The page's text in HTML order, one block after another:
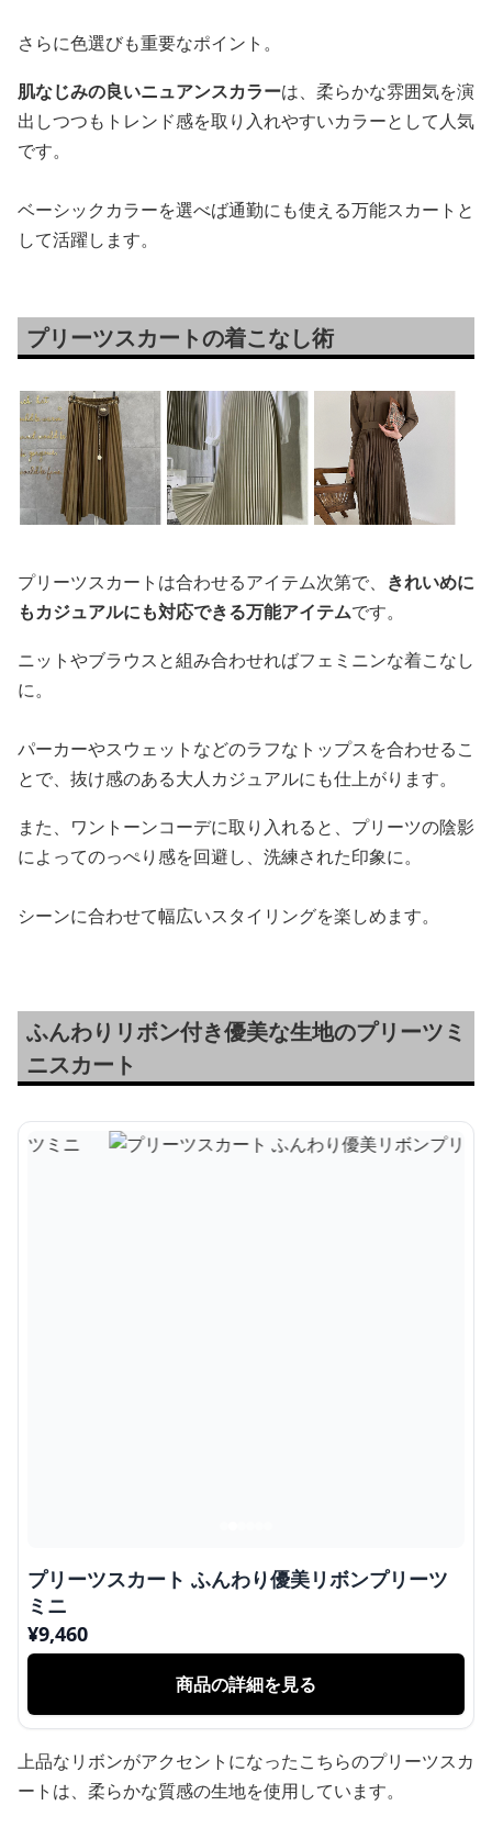
さらに色選びも重要なポイント。
肌なじみの良いニュアンスカラーは、柔らかな雰囲気を演
出しつつもトレンド感を取り入れやすいカラーとして人気
です。
ベーシックカラーを選べば通勤にも使える万能スカートと
して活躍します。
プリーツスカートの着こなし術
プリーツスカートは合わせるアイテム次第で、 きれいめに
もカジュアルにも対応できる万能アイテムです。
ニットやブラウスと組み合わせればフェミニンな着こなし
に。
パーカーやスウェットなどのラフなトップスを合わせるこ
とで、抜け感のある大人カジュアルにも仕上がります。
また、ワントーンコーデに取り入れると、プリーツの陰影
によってのっぺり感を回避し、洗練された印象に。
シーンに合わせて幅広いスタイリングを楽しめます。
ふんわりリボン付き優美な生地のプリーツミ
ニスカート
プリーツスカート ふんわり優美リボンプリーツ
ミニ
¥9,460
商品の詳細を見る
上品なリボンがアクセントになったこちらのプリーツスカ
ートは、柔らかな質感の生地を使用しています。